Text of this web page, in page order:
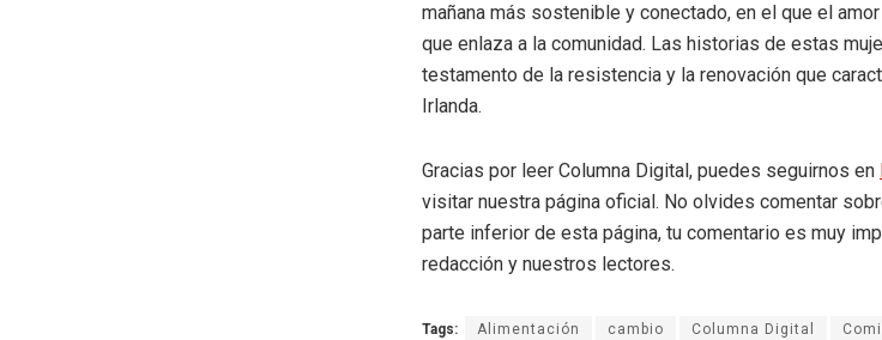
mañana más sostenible y conectado, en el que el
que enlaza a la comunidad. Las historias de estas
testamento de la resistencia y la renovación que
Irlanda.
Gracias por leer Columna Digital, puedes seguirnos en
visitar nuestra página oficial. No olvides comentar
parte inferior de esta página, tu comentario es muy
redacción y nuestros lectores.
Tags: Alimentación cambio Columna Digital